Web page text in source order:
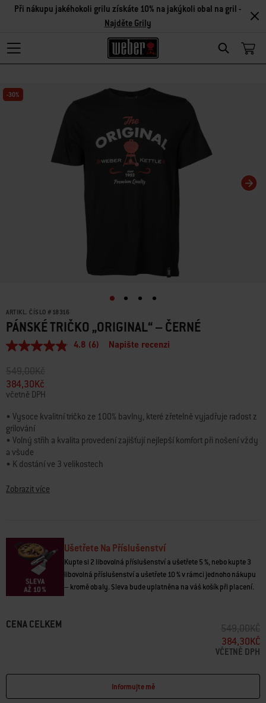
Search
Při nákupu jakéhokoli grilu získáte 10% na jakýkoli obal na gril -
Najděte Grily
-30%
Changing this current slide of this carousel will change the current slide of
ARTIKL. ČÍSLO # 18316
PÁNSKÉ TRIČKO „ORIGINAL“ – ČERNÉ
Průměrné
4.8
z
5
hvězdiček.
6
Reviews.
Stejný
odkaz
na
stránku.
4.8 (6) Napište recenzi
Snížení ceny z
549,00Kčdo
384,30Kč
včetně DPH
• Vysoce kvalitní tričko ze 100% bavlny, které zřetelně vyjadřuje radost z
grilování
• Volný střih a kvalita provedení zajišťují nejlepší komfort při nošení vždy
a všude
• K dostání ve 3 velikostech
sebe originální „Weber Kettle“
Zobrazit více
Ušetřete Na Příslušenství
Kupte si 2 libovolná příslušenství a ušetřete 5 %, nebo kupte 3
libovolná příslušenství a ušetřete 10 % v rámci jednoho nákupu
– kromě obaly. Sleva bude uplatněna na váš košík při placení.
CENA CELKEM SNÍŽENÍ
549,00KČ
384,30KČ
VČETNĚ DPH
Informujte mě